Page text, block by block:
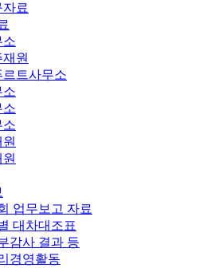
료
소
원
르트사무소
소
소
소
업무보고 자료
대차대조표
감사 결과 등
경영활동